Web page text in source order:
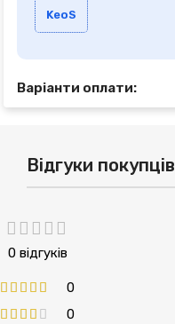
KeoS
Варіанти оплати:
Відгуки покупців
0 відгуків
0
0